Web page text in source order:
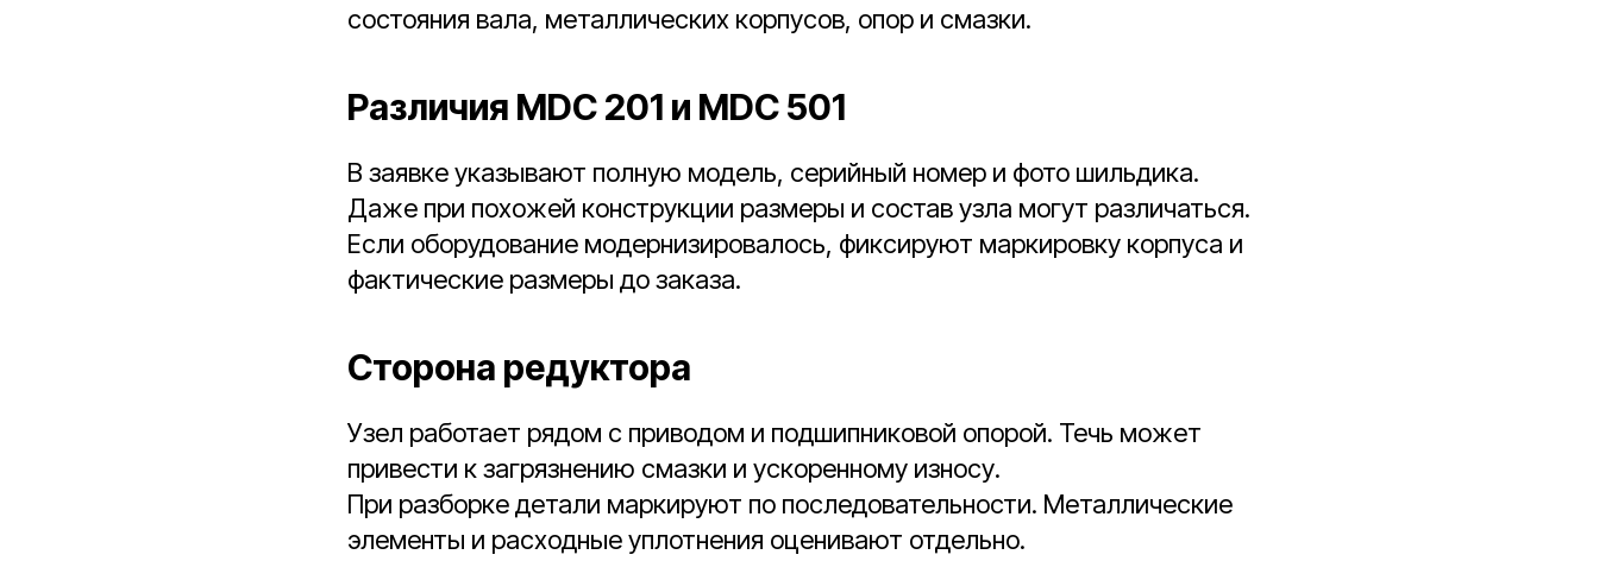
состояния вала, металлических корпусов, опор и смазки.
Различия MDC 201 и MDC 501
В заявке указывают полную модель, серийный номер и фото шильдика.
Даже при похожей конструкции размеры и состав узла могут различаться.
Если оборудование модернизировалось, фиксируют маркировку корпуса и
фактические размеры до заказа.
Сторона редуктора
Узел работает рядом с приводом и подшипниковой опорой. Течь может
привести к загрязнению смазки и ускоренному износу.
При разборке детали маркируют по последовательности. Металлические
элементы и расходные уплотнения оценивают отдельно.